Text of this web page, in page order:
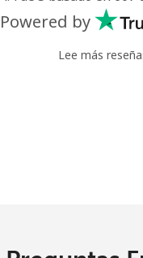
Powered by
Lee más